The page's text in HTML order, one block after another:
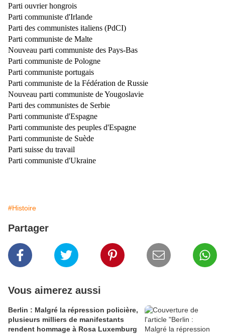
Parti ouvrier hongrois
Parti communiste d'Irlande
Parti des communistes italiens (PdCI)
Parti communiste de Malte
Nouveau parti communiste des Pays-Bas
Parti communiste de Pologne
Parti communiste portugais
Parti communiste de la Fédération de Russie
Nouveau parti communiste de Yougoslavie
Parti des communistes de Serbie
Parti communiste d'Espagne
Parti communiste des peuples d'Espagne
Parti communiste de Suède
Parti suisse du travail
Parti communiste d'Ukraine
#Histoire
Partager
Vous aimerez aussi
Berlin : Malgré la répression policière,
plusieurs milliers de manifestants
rendent hommage à Rosa Luxemburg